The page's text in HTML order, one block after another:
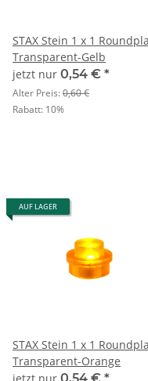
STAX Stein 1 x 1
Transparent-Gelb
jetzt nur 0,54 € *
Alter Preis:0,60 €
Rabatt: 10%
AUF LAGER
STAX Stein 1 x 1
Transparent-Orange